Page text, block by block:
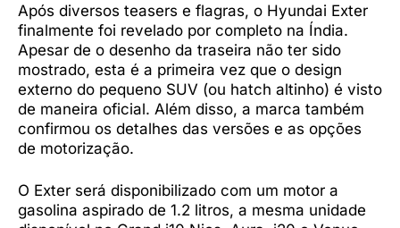
Após diversos teasers e flagras, o Hyundai Exter
finalmente foi revelado por completo na Índia.
Apesar de o desenho da traseira não ter sido
mostrado, esta é a primeira vez que o design
externo do pequeno SUV (ou hatch altinho) é visto
de maneira oficial. Além disso, a marca também
confirmou os detalhes das versões e as opções
de motorização.
O Exter será disponibilizado com um motor a
gasolina aspirado de 1.2 litros, a mesma unidade